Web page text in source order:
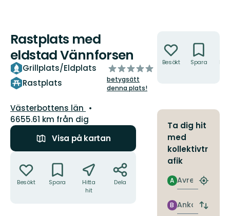
Rastplats med
eldstad Vännforsen
Grillplats/Eldplats
Rastplats
av
5
stjärnor
betygsätt
denna plats!
Län:
Västerbottens län
6655.61 km från dig
Visa på kartan
Besökt Spara
Hitta
hit
Dela
Besökt Spara
Ta dig hit
med
kollektivtr
afik
Avresa
A
Hitta
Ankomst
B
Byt